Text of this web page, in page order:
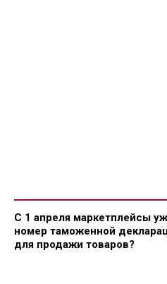
С 1 апреля маркетплейсы
номер таможенной
для продажи товаров?